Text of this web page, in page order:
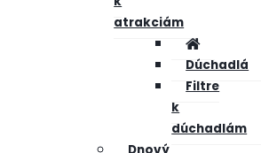
atrakciám
Dúchadlá
Filtre
k
dúchadlám